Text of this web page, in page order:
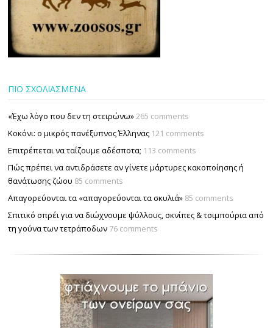
ΠΙΟ ΣΧΟΛΙΑΣΜΕΝΑ
«Έχω λόγο που δεν τη στειρώνω»265 comments
Κοκόνι: ο μικρός πανέξυπνος Έλληνας 121 comments
Επιτρέπεται να ταΐζουµε αδέσποτα; 113 comments
Πώς πρέπει να αντιδράσετε αν γίνετε μάρτυρες κακοποίησης ή
θανάτωσης ζώου 85 comments
Απαγορεύονται τα «απαγορεύονται τα σκυλιά» 85 comments
Σπιτικό σπρέι για να διώχνουμε ψύλλους, σκνίπες & τσιμπούρια από
τη γούνα των τετράποδων 76 comments